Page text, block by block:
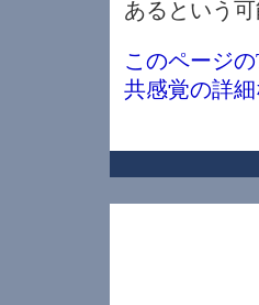
あるという
このページ
共感覚の詳